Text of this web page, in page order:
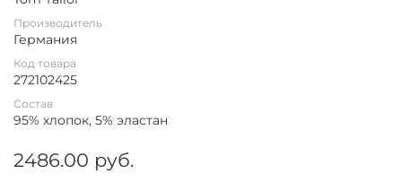
Производитель
Германия
Код товара
272102425
Состав
95% хлопок, 5% эластан
2486.00 руб.